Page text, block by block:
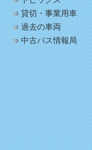
貸切・事業用車
過去の車両
中古バス情報局